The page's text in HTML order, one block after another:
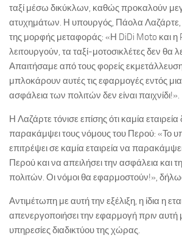
ταξί μέσω δικύκλων, καθώς προκαλούν
ατυχημάτων. Η υπουργός, Πάολα Λαζάρτε,
της μορφής μεταφοράς: «Η DiDi Moto και η
λειτουργούν, τα ταξί-μοτοσικλέτες δεν θα
Απαιτήσαμε από τους φορείς
μπλοκάρουν αυτές τις εφαρμογές εντός
ασφάλεια των πολιτών δεν είναι παιχνίδι!».
Η Λαζάρτε τόνισε επίσης ότι καμία
παρακάμψει τους νόμους του Περού: «Το
επιτρέψει σε καμία εταιρεία να
Περού και να απειλήσει την ασφάλεια και
πολιτών. Οι νόμοι θα εφαρμοστούν!»,
Αντιμέτωπη με αυτή την εξέλιξη, η ίδια η
απενεργοποιήσει την εφαρμογή πριν αυτή
υπηρεσίες διαδικτύου της χώρας.